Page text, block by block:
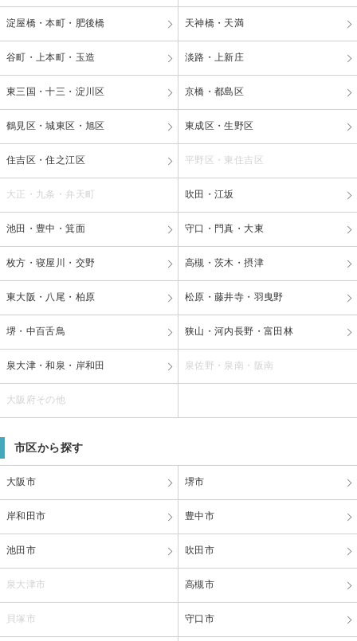
淀屋橋・本町・肥後橋 天神橋・天満
谷町・上本町・玉造 淡路・上新庄
東三国・十三・淀川区 京橋・都島区
鶴見区・城東区・旭区 東成区・生野区
住吉区・住之江区 平野区・東住吉区
大正・九条・弁天町 吹田・江坂
池田・豊中・箕面 守口・門真・大東
枚方・寝屋川・交野 高槻・茨木・摂津
東大阪・八尾・柏原 松原・藤井寺・羽曳野
堺・中百舌鳥 狭山・河内長野・富田林
泉大津・和泉・岸和田 泉佐野・泉南・阪南
大阪府その他
市区から探す
大阪市 堺市
岸和田市 豊中市
池田市 吹田市
泉大津市 高槻市
貝塚市 守口市